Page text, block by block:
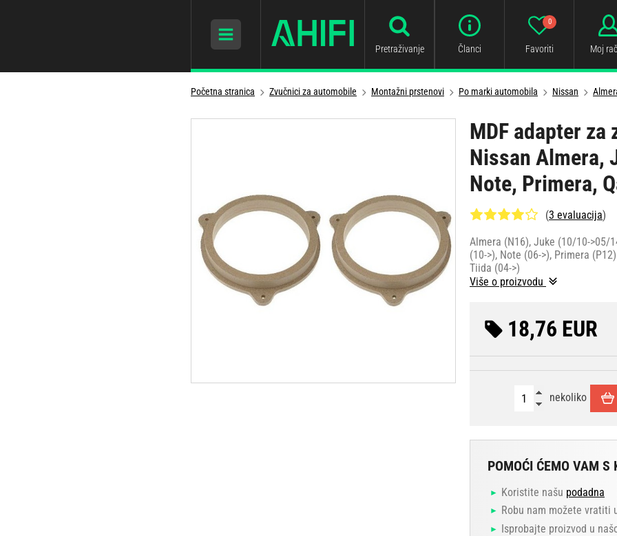
Pretraživanje Članci Favoriti
0
Moj
Početna stranica Zvučnici za automobile Montažni prstenovi Po marki automobila Nissan
MDF adapter za
Nissan Almera,
Note, Primera,
(3 evaluacija)
Almera (N16), Juke (10/10->05/
(10->), Note (06->), Primera
Tiida (04->)
Više o proizvodu
18,76 EUR
nekoliko
POMOĆI ĆEMO VAM S
Koristite našu podadna
Robu nam možete vratiti
Isprobajte proizvod u